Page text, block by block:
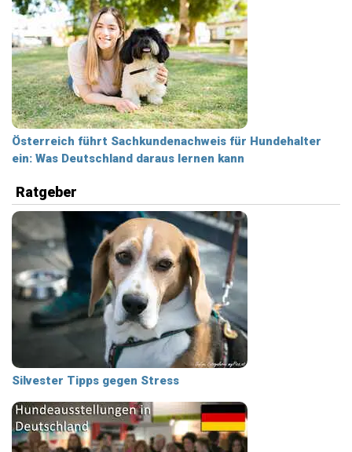
Österreich führt Sachkundenachweis für Hundehalter
ein: Was Deutschland daraus lernen kann
Ratgeber
Silvester Tipps gegen Stress